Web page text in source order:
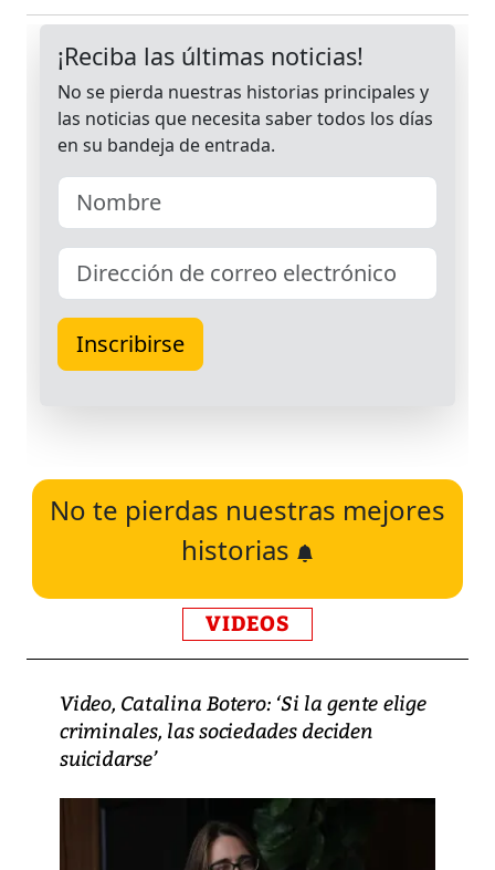
No te pierdas nuestras mejores
historias
VIDEOS
Video, Catalina Botero: ‘Si la gente elige
criminales, las sociedades deciden
suicidarse’